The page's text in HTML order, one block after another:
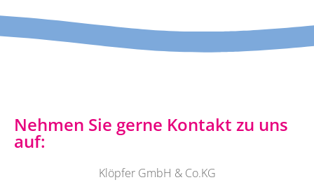
Nehmen Sie gerne Kontakt zu uns
auf:
Klöpfer GmbH & Co.KG